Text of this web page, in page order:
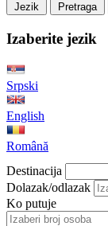
Jezik Pretraga
Izaberite jezik
Srpski
English
Română
Destinacija
Dolazak/odlazak
Ko putuje